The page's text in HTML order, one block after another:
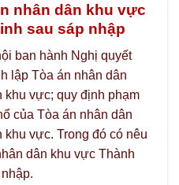
nhân dân khu vực
sau sáp nhập
ban hành Nghị quyết
lập Tòa án nhân dân
khu vực; quy định phạm
của Tòa án nhân dân
vực. Trong đó có nêu
dân khu vực Thành